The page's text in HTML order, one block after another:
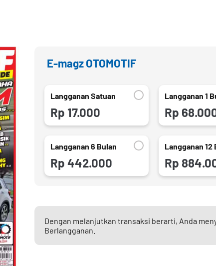
E-magz OTOMOTIF
Langganan Satuan
Rp 17.000
Langganan 1
Rp
Langganan 6 Bulan
Rp 442.000
Langganan 12
Rp
Dengan melanjutkan transaksi berarti, Anda
Berlangganan.